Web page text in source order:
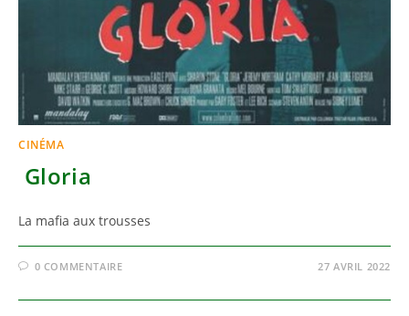
CINÉMA
Gloria
La mafia aux trousses
0 COMMENTAIRE 27 AVRIL 2022